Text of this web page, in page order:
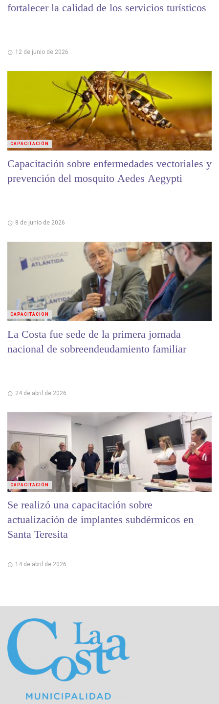
fortalecer la calidad de los servicios turísticos
12 de junio de 2026
Capacitación sobre enfermedades vectoriales y
prevención del mosquito Aedes Aegypti
8 de junio de 2026
CAPACITACIÓN
La Costa fue sede de la primera jornada
nacional de sobreendeudamiento familiar
24 de abril de 2026
CAPACITACIÓN
Se realizó una capacitación sobre
actualización de implantes subdérmicos en
Santa Teresita
14 de abril de 2026
CAPACITACIÓN